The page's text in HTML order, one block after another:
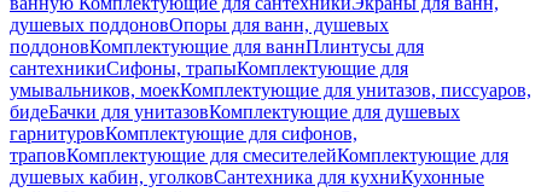
душевых поддоновОпоры для ванн, душевых
поддоновКомплектующие для ваннПлинтусы для
сантехникиСифоны, трапыКомплектующие для
умывальников, моекКомплектующие для унитазов, писсуаров,
бидеБачки для унитазовКомплектующие для душевых
гарнитуровКомплектующие для сифонов,
траповКомплектующие для смесителейКомплектующие для
душевых кабин, уголковСантехника для кухниКухонные